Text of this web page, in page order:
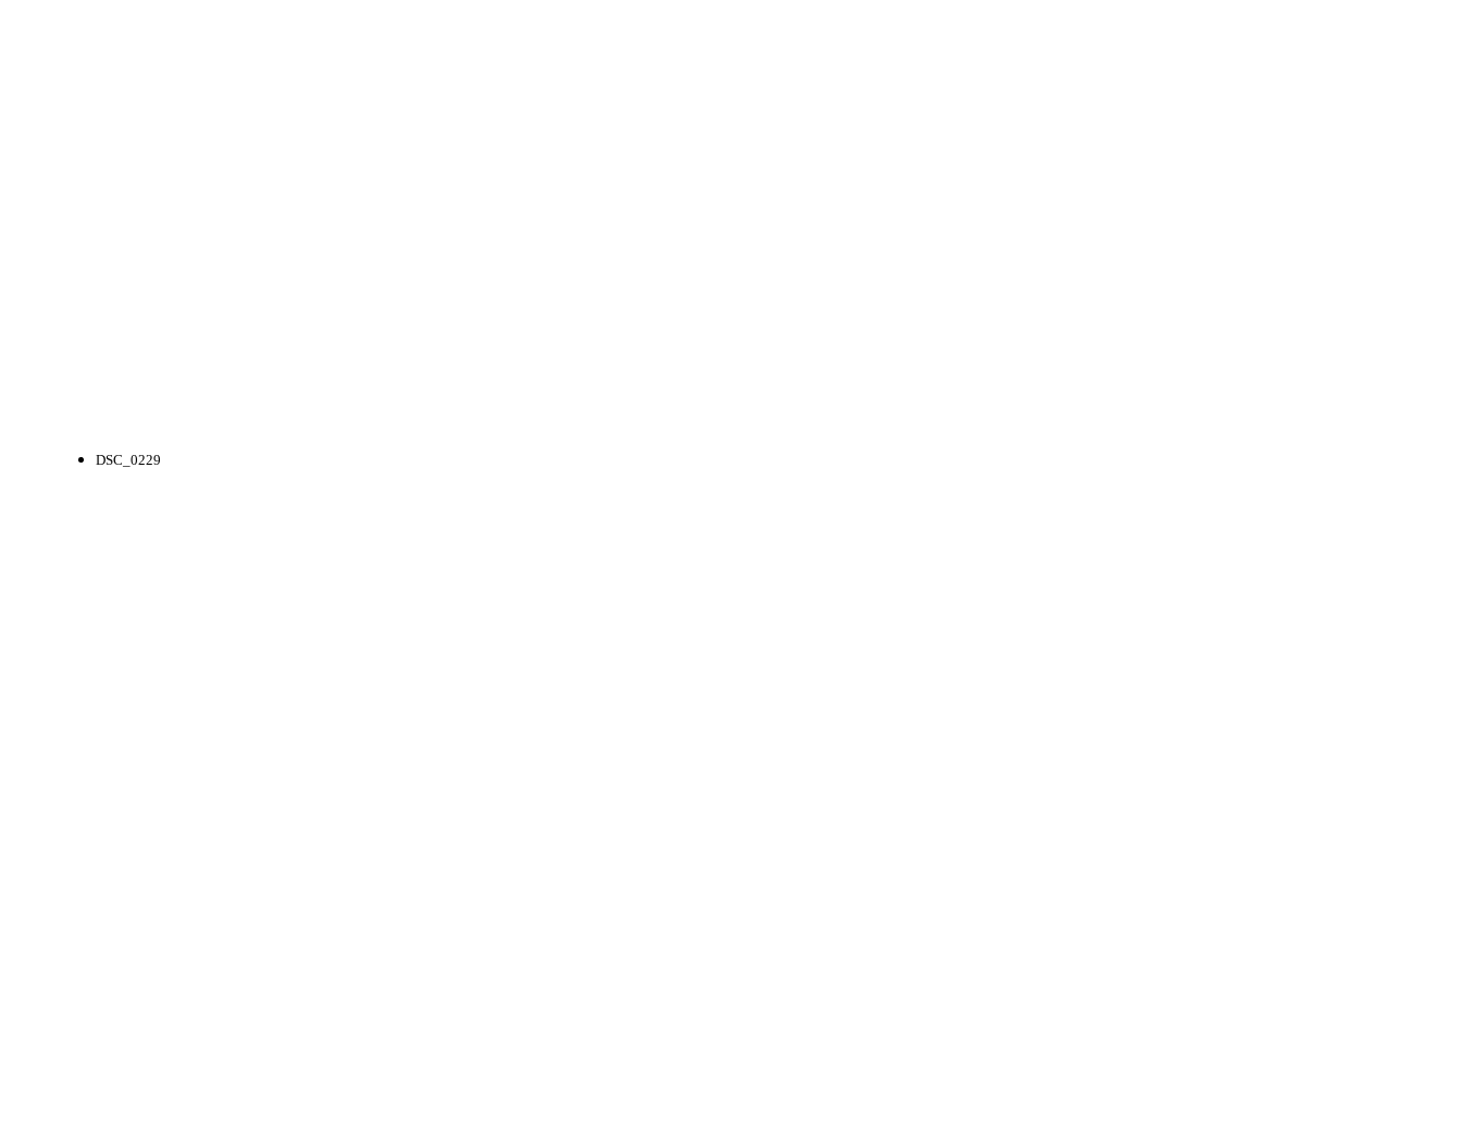
DSC_0229